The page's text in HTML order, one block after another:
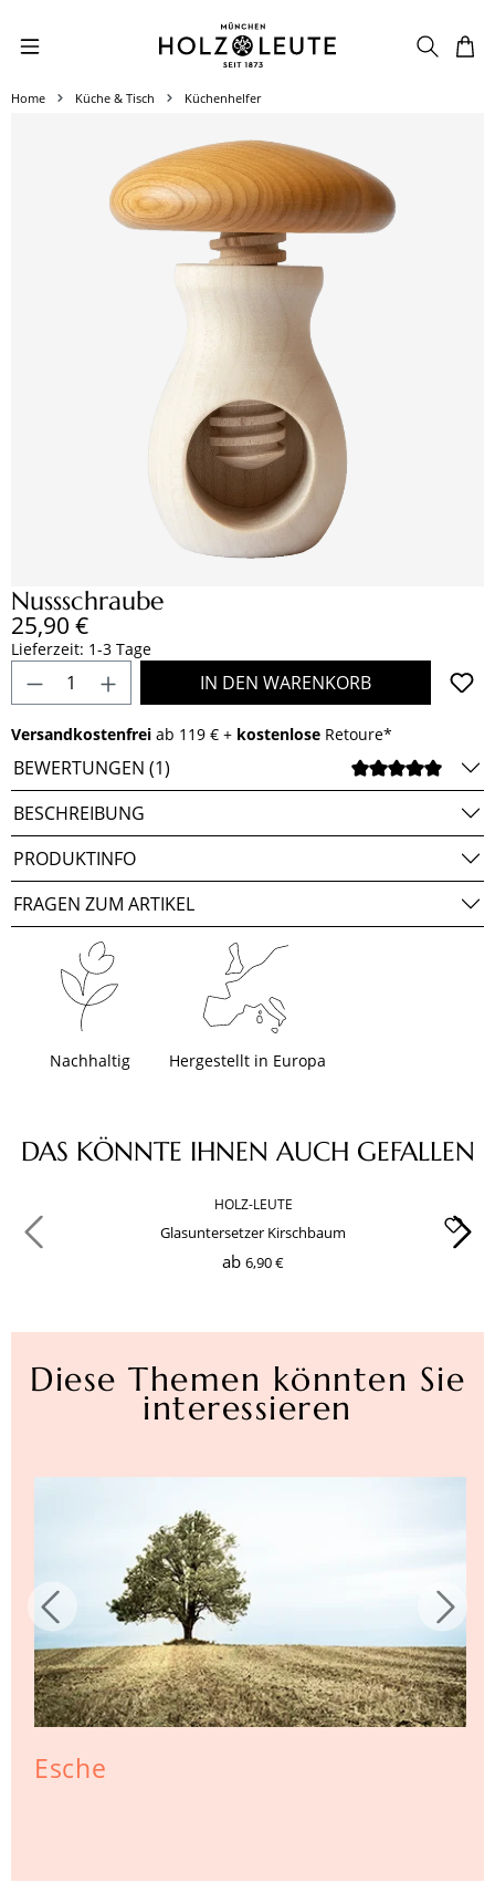
Zum Hauptinhalt springen
Home Küche & Tisch Küchenhelfer
Nussschraube
Regulärer Preis:
25,90 €
Lieferzeit: 1-3 Tage
Produkt Anzahl: Gib den gewünschten
IN DEN WARENKORB
Versandkostenfrei ab 119 € + kostenlose Retoure*
BEWERTUNGEN (1)
BESCHREIBUNG
PRODUKTINFO
FRAGEN ZUM ARTIKEL
Nachhaltig Hergestellt in Europa
Produktgalerie überspringen
DAS KÖNNTE IHNEN AUCH GEFALLEN
HOLZ-LEUTE
Glasuntersetzer Kirschbaum
ab 6,90 €
Diese Themen könnten Sie
interessieren
Esche